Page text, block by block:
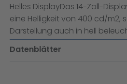
Helles DisplayDas 14-Zoll-
eine Helligkeit von 400 cd/m2,
Darstellung auch in hell
Datenblätter